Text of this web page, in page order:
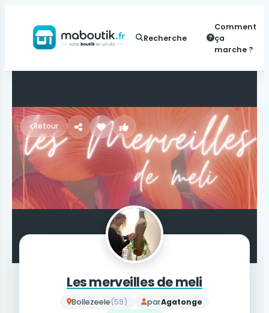
Recherche
Comment
ça
marche ?
Retour
Les merveilles de meli
Bollezeele(59) parAgatonge